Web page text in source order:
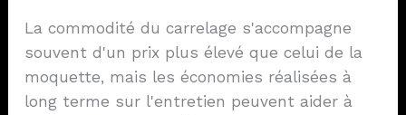
La commodité du carrelage s'accompagne
souvent d'un prix plus élevé que celui de la
moquette, mais les économies réalisées à
long terme sur l'entretien peuvent aider à